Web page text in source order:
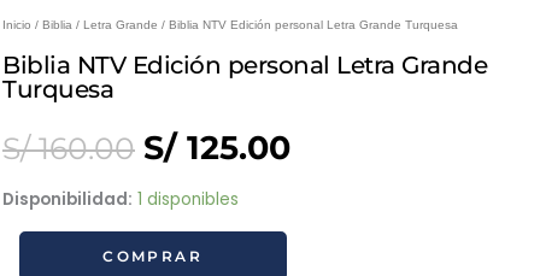
Inicio / Biblia / Letra Grande / Biblia NTV Edición personal Letra Grande Turquesa
Biblia NTV Edición personal Letra Grande
Turquesa
S/160.00 Original
price
was:
S/125.00Current
Disponibilidad: 1 disponibles
Biblia
NTV
COMPRAR